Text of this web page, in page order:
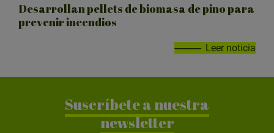
Desarrollan pellets de biomasa de pino para
prevenir incendios
Leer noticia
Suscríbete a nuestra
newsletter